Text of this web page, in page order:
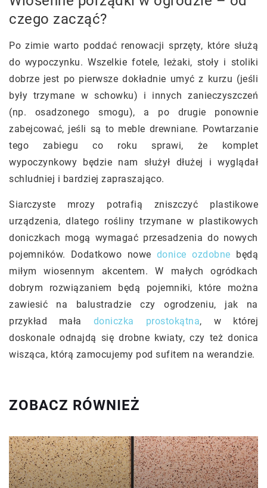
czego zacząć?
Po zimie warto poddać renowacji sprzęty, które służą
do wypoczynku. Wszelkie fotele, leżaki, stoły i stoliki
dobrze jest po pierwsze dokładnie umyć z kurzu (jeśli
były trzymane w schowku) i innych zanieczyszczeń
(np. osadzonego smogu), a po drugie ponownie
zabejcować, jeśli są to meble drewniane. Powtarzanie
tego zabiegu co roku sprawi, że komplet
wypoczynkowy będzie nam służył dłużej i wyglądał
schludniej i bardziej zapraszająco.
Siarczyste mrozy potrafią zniszczyć plastikowe
urządzenia, dlatego rośliny trzymane w plastikowych
doniczkach mogą wymagać przesadzenia do nowych
pojemników. Dodatkowo nowe donice ozdobne będą
miłym wiosennym akcentem. W małych ogródkach
dobrym rozwiązaniem będą pojemniki, które można
zawiesić na balustradzie czy ogrodzeniu, jak na
przykład mała
doniczka prostokątna, w której
doskonale odnajdą się drobne kwiaty, czy też donica
wisząca, którą zamocujemy pod sufitem na werandzie.
ZOBACZ RÓWNIEŻ